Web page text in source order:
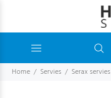
Home Servies Serax servies